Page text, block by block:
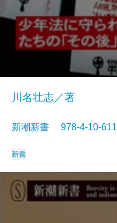
川名壮志／著
新潮新書 978-4-10-
新書